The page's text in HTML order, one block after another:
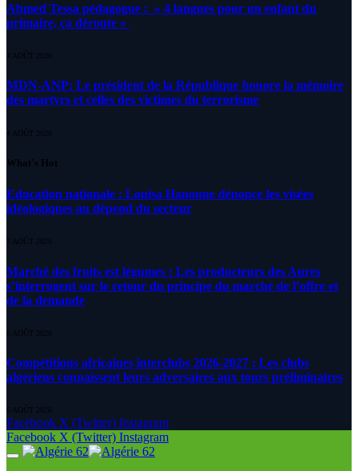
Ahmed Tessa pédagogue : » 4 langues pour un enfant du
primaire, ça déroute «
4 AOÛT 2026
MDN-ANP: Le président de la République honore la mémoire
des martyrs et celles des victimes du terrorisme
4 AOÛT 2026
What's Hot
Education nationale : Louisa Hanoune dénonce les visées
idéologiques au dépend du secteur
7 AOÛT 2026
Marché des fruits est légumes : Les producteurs des Aures
s’interrogent sur le retour du principe du marché de l’offre et
de la demande
6 AOÛT 2026
Compétitions africaines interclubs 2026-2027 : Les clubs
algériens connaissent leurs adversaires aux tours préliminaires
6 AOÛT 2026
Facebook X (Twitter) Instagram
Facebook X (Twitter) Instagram